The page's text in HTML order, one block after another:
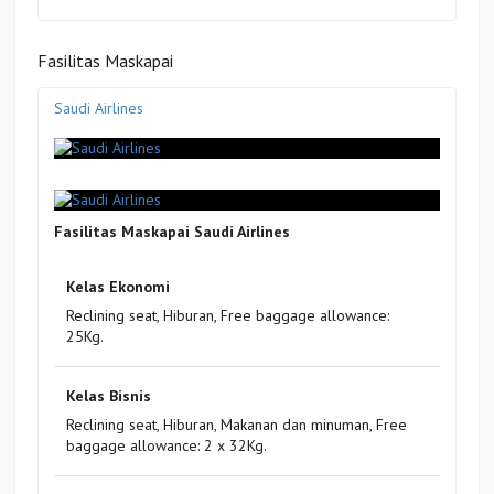
Fasilitas Maskapai
Saudi Airlines
Fasilitas Maskapai Saudi Airlines
Kelas Ekonomi
Reclining seat, Hiburan, Free baggage allowance:
25Kg.
Kelas Bisnis
Reclining seat, Hiburan, Makanan dan minuman, Free
baggage allowance: 2 x 32Kg.